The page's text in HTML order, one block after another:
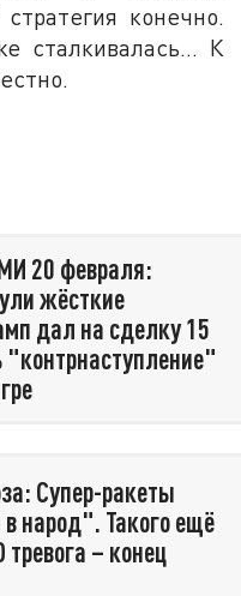
конечно.
сталкивалась… К
20 февраля:
жёсткие
дал на сделку 15
Супер-ракеты
народ". Такого ещё
– конец